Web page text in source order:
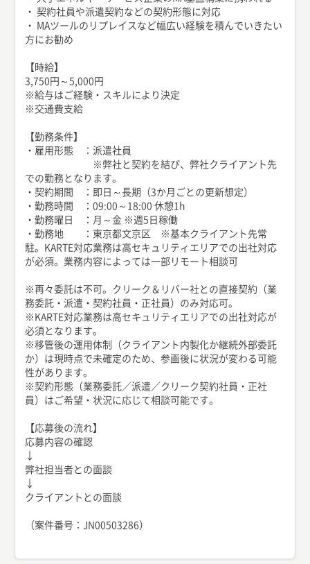
・ 契約社員や派遣契約などの契約形態に対応
・ MAツールのリプレイスなど幅広い経験を積んでいきたい
方にお勧め
【時給】
3,750円～5,000円
※給与はご経験・スキルにより決定
※交通費支給
【勤務条件】
・雇用形態 ：派遣社員
※弊社と契約を結び、弊社クライアント先
での勤務となります。
・契約期間 ：即日～長期（3か月ごとの更新想定）
・勤務時間 ：09:00～18:00 休憩1h
・勤務曜日 ：月～金 ※週5日稼働
・勤務地 ：東京都文京区 ※基本クライアント先常
駐。KARTE対応業務は高セキュリティエリアでの出社対応
が必須。業務内容によっては一部リモート相談可
※再々委託は不可。クリーク＆リバー社との直接契約（業
務委託・派遣・契約社員・正社員）のみ対応可。
※KARTE対応業務は高セキュリティエリアでの出社対応が
必須となります。
※移管後の運用体制（クライアント内製化か継続外部委託
か）は現時点で未確定のため、参画後に状況が変わる可能
性があります。
※契約形態（業務委託／派遣／クリーク契約社員・正社
員）はご希望・状況に応じて相談可能です。
【応募後の流れ】
応募内容の確認
↓
弊社担当者との面談
↓
クライアントとの面談
（案件番号：JN00503286）